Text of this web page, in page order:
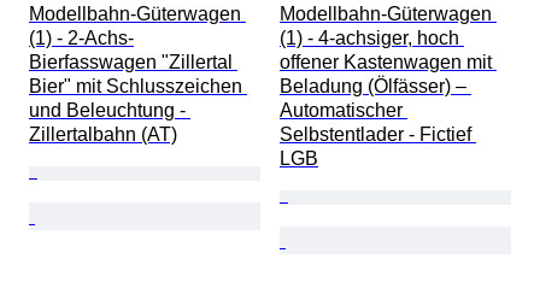
Modellbahn-Güterwagen
(1) - 2-Achs-
Bierfasswagen "Zillertal
Bier" mit Schlusszeichen
und Beleuchtung -
Zillertalbahn (AT)
Modellbahn-Güterwagen
(1) - 4-achsiger, hoch
offener Kastenwagen mit
Beladung (Ölfässer) –
Automatischer
Selbstentlader - Fictief
LGB